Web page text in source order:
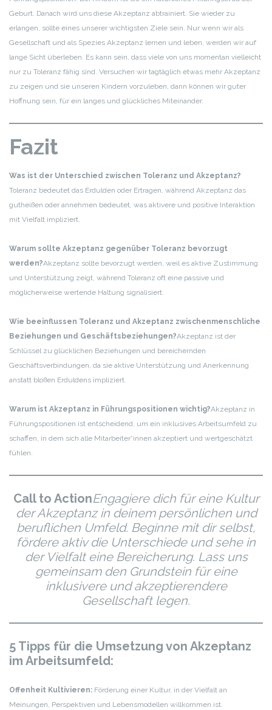
Geburt. Danach wird uns diese Akzeptanz abtrainiert. Sie wieder zu
erlangen, sollte eines unserer wichtigsten Ziele sein. Nur wenn wir als
Gesellschaft und als Spezies Akzeptanz lernen und leben, werden wir auf
lange Sicht überleben. Es kann sein, dass viele von uns momentan vielleicht
nur zu Toleranz fähig sind. Versuchen wir tagtäglich etwas mehr Akzeptanz
zu zeigen und sie unseren Kindern vorzuleben, dann können wir guter
Hoffnung sein, für ein langes und glückliches Miteinander.
Fazit
Was ist der Unterschied zwischen Toleranz und Akzeptanz?
Toleranz bedeutet das Erdulden oder Ertragen, während Akzeptanz das
gutheißen oder annehmen bedeutet, was aktivere und positive Interaktion
mit Vielfalt impliziert.
Warum sollte Akzeptanz gegenüber Toleranz bevorzugt
werden?Akzeptanz sollte bevorzugt werden, weil es aktive Zustimmung
und Unterstützung zeigt, während Toleranz oft eine passive und
möglicherweise wertende Haltung signalisiert.
Wie beeinflussen Toleranz und Akzeptanz zwischenmenschliche
Beziehungen und Geschäftsbeziehungen?Akzeptanz ist der
Schlüssel zu glücklichen Beziehungen und bereichernden
Geschäftsverbindungen, da sie aktive Unterstützung und Anerkennung
anstatt bloßen Erduldens impliziert.
Warum ist Akzeptanz in Führungspositionen wichtig?Akzeptanz in
Führungspositionen ist entscheidend, um ein inklusives Arbeitsumfeld zu
schaffen, in dem sich alle Mitarbeiter*innen akzeptiert und wertgeschätzt
fühlen.
Call to ActionEngagiere dich für eine Kultur
der Akzeptanz in deinem persönlichen und
beruflichen Umfeld. Beginne mit dir selbst,
fördere aktiv die Unterschiede und sehe in
der Vielfalt eine Bereicherung. Lass uns
gemeinsam den Grundstein für eine
inklusivere und akzeptierendere
Gesellschaft legen.
5 Tipps für die Umsetzung von Akzeptanz
im Arbeitsumfeld:
Offenheit Kultivieren: Förderung einer Kultur, in der Vielfalt an
Meinungen, Perspektiven und Lebensmodellen willkommen ist.